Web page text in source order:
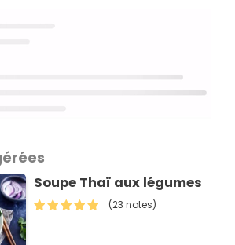
Soupe Thaï aux légumes
(23 notes)